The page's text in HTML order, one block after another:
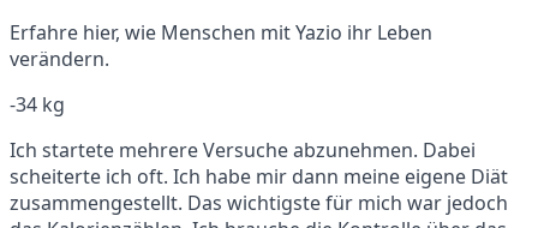
Erfahre hier, wie Menschen mit Yazio ihr Leben
verändern.
-34 kg
Ich startete mehrere Versuche abzunehmen. Dabei
scheiterte ich oft. Ich habe mir dann meine eigene Diät
zusammengestellt. Das wichtigste für mich war jedoch